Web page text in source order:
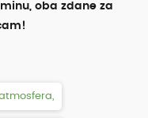
oba zdane za